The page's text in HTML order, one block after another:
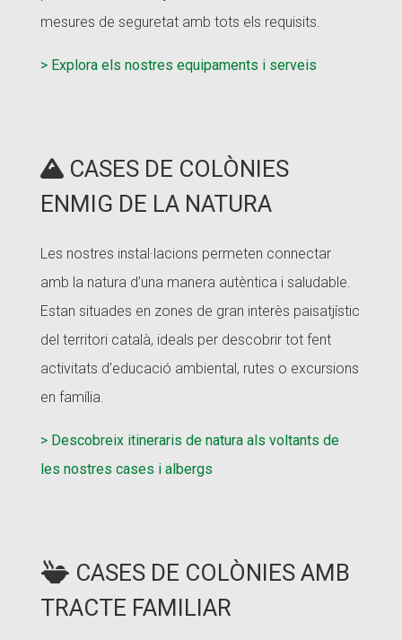
mesures de seguretat amb tots els requisits.
> Explora els nostres equipaments i serveis
CASES DE COLÒNIES
ENMIG DE LA NATURA
Les nostres instal·lacions permeten connectar
amb la natura d’una manera autèntica i saludable.
Estan situades en zones de gran interès paisatjístic
del territori català, ideals per descobrir tot fent
activitats d’educació ambiental, rutes o excursions
en família.
> Descobreix itineraris de natura als voltants de
les nostres cases i albergs
CASES DE COLÒNIES AMB
TRACTE FAMILIAR